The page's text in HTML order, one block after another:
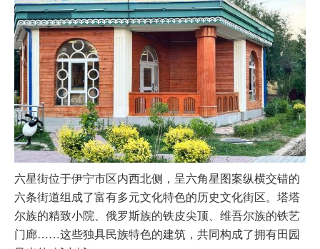
六星街位于伊宁市区内西北侧，呈六角星图案纵横交错的
六条街道组成了富有多元文化特色的历史文化街区。塔塔
尔族的精致小院、俄罗斯族的铁皮尖顶、维吾尔族的铁艺
门廊……这些独具民族特色的建筑，共同构成了拥有田园